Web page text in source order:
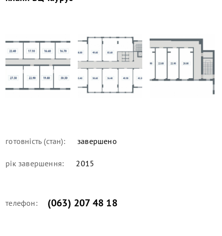
готовність (стан): завершено
рік завершення: 2015
телефон: (063) 207 48 18